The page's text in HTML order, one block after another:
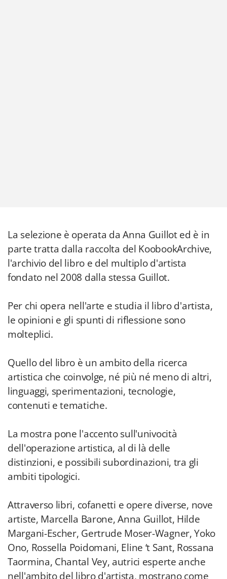
La selezione è operata da Anna Guillot ed è in
parte tratta dalla raccolta del KoobookArchive,
l'archivio del libro e del multiplo d'artista
fondato nel 2008 dalla stessa Guillot.
Per chi opera nell'arte e studia il libro d'artista,
le opinioni e gli spunti di riflessione sono
molteplici.
Quello del libro è un ambito della ricerca
artistica che coinvolge, né più né meno di altri,
linguaggi, sperimentazioni, tecnologie,
contenuti e tematiche.
La mostra pone l'accento sull'univocità
dell'operazione artistica, al di là delle
distinzioni, e possibili subordinazioni, tra gli
ambiti tipologici.
Attraverso libri, cofanetti e opere diverse, nove
artiste, Marcella Barone, Anna Guillot, Hilde
Margani-Escher, Gertrude Moser-Wagner, Yoko
Ono, Rossella Poidomani, Eline ‘t Sant, Rossana
Taormina, Chantal Vey, autrici esperte anche
nell'ambito del libro d'artista, mostrano come